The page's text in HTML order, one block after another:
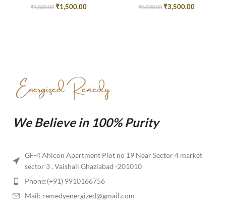
₹1,800.00 ₹1,500.00 ₹6,500.00 ₹3,500.00
We Believe in 100% Purity
GF-4 Ahlcon Apartment Plot no 19 Near Sector 4 market
sector 3 , Vaishali Ghaziabad -201010
Phone:(+91) 9910166756
Mail: remedyenergized@gmail.com